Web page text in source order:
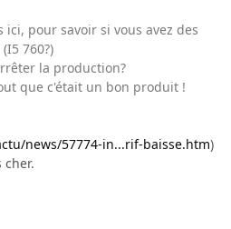
ici, pour savoir si vous avez des
760?)
la production?
que c'était un bon produit !
news/57774-in...rif-baisse.htm)
cher.